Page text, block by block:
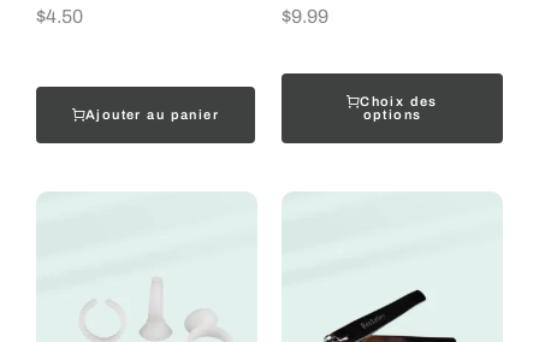
$4.50
Ajouter au panier
$9.99
Choix des
options